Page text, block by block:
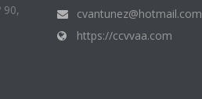
90,
cvantunez@hotmail.com
https://ccvvaa.com